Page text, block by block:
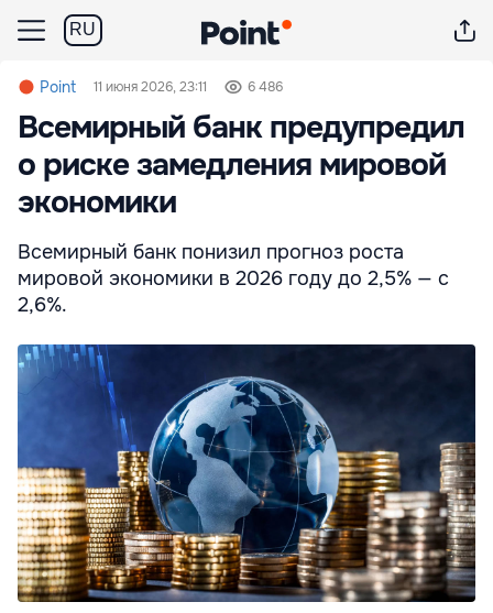
RU
Point 11 июня 2026, 23:11 6 486
Всемирный банк предупредил
о риске замедления мировой
экономики
Всемирный банк понизил прогноз роста
мировой экономики в 2026 году до 2,5% — с
2,6%.